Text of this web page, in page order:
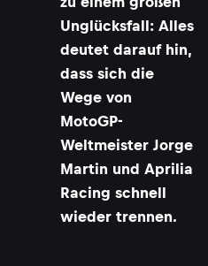
Unglücksfall: Alles
deutet darauf hin,
dass sich die
Wege von
MotoGP-
Weltmeister Jorge
Martin und Aprilia
Racing schnell
wieder trennen.